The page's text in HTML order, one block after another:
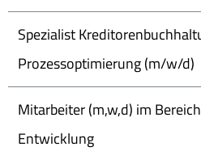
Spezialist
Prozessoptimierung (m/w/d)
Mitarbeiter (m,w,d) im
Entwicklung